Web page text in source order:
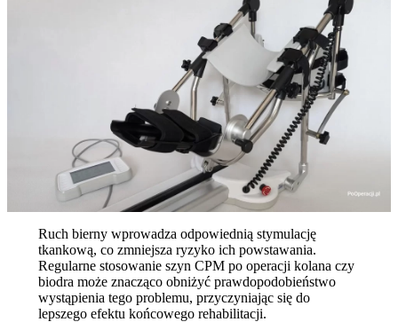
Ruch bierny wprowadza odpowiednią stymulację
tkankową, co zmniejsza ryzyko ich powstawania.
Regularne stosowanie szyn CPM po operacji kolana czy
biodra może znacząco obniżyć prawdopodobieństwo
wystąpienia tego problemu, przyczyniając się do
lepszego efektu końcowego rehabilitacji.